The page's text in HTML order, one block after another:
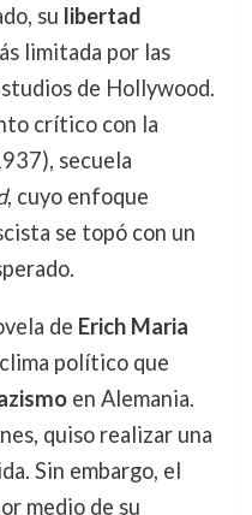
su libertad
limitada por las
de Hollywood.
crítico con la
secuela
, cuyo enfoque
se topó con un
de Erich Maria
político que
en Alemania.
quiso realizar una
Sin embargo, el
medio de su